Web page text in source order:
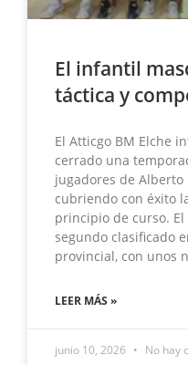
El infantil
táctica y
El Atticgo BM Elche
cerrado una
jugadores de
cubriendo con éxito
principio de curso.
segundo clasificado
provincial, con unos
LEER MÁS »
junio 10, 2026 No hay